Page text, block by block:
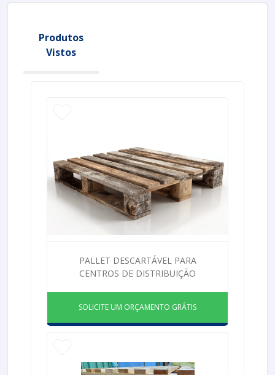
Produtos
Vistos
PALLET DESCARTÁVEL PARA
CENTROS DE DISTRIBUIÇÃO
SOLICITE UM ORÇAMENTO GRÁTIS